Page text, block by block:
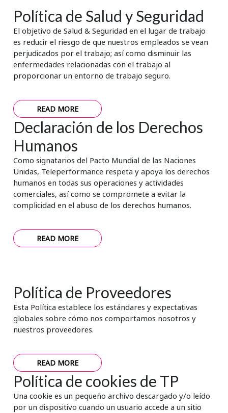
Política de Salud y Seguridad
El objetivo de Salud & Seguridad en el lugar de trabajo
es reducir el riesgo de que nuestros empleados se vean
perjudicados por el trabajo; así como disminuir las
enfermedades relacionadas con el trabajo al
proporcionar un entorno de trabajo seguro.
READ MORE
Declaración de los Derechos
Humanos
Como signatarios del Pacto Mundial de las Naciones
Unidas, Teleperformance respeta y apoya los derechos
humanos en todas sus operaciones y actividades
comerciales, así como se compromete a evitar la
complicidad en el abuso de los derechos humanos.
READ MORE
Política de Proveedores
Esta Política establece los estándares y expectativas
globales sobre cómo nos comportamos nosotros y
nuestros proveedores.
READ MORE
Política de cookies de TP
Una cookie es un pequeño archivo descargado y/o leído
por un dispositivo cuando un usuario accede a un sitio